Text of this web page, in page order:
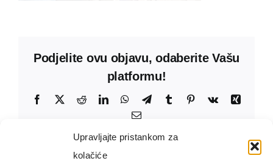
Upravljajte pristankom za
kolačiće
Podjelite ovu objavu, odaberite Vašu
platformu!
Facebook
X RedditLinkedInWhatsApp
TelegramTumblr Pinterest
Vk
Xing
Email: